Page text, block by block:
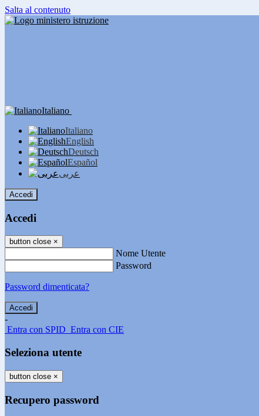
Salta al contenuto
Italiano
Italiano
English
Deutsch
Español
عربى
Accedi
Accedi
button close ×
Nome Utente
Password
Password dimenticata?
-
Entra con SPID Entra con CIE
Seleziona utente
button close ×
Recupero password